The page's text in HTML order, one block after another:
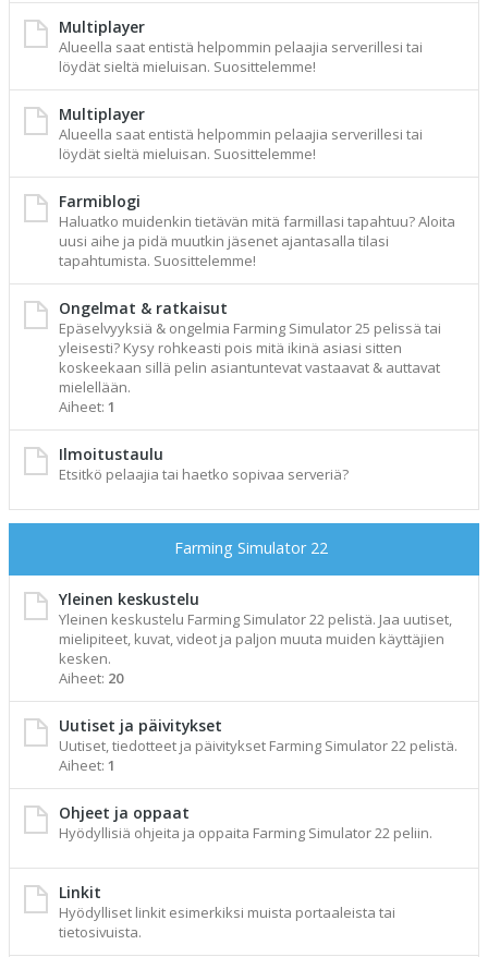
Multiplayer
Alueella saat entistä helpommin pelaajia serverillesi tai
löydät sieltä mieluisan. Suosittelemme!
Multiplayer
Alueella saat entistä helpommin pelaajia serverillesi tai
löydät sieltä mieluisan. Suosittelemme!
Farmiblogi
Haluatko muidenkin tietävän mitä farmillasi tapahtuu? Aloita
uusi aihe ja pidä muutkin jäsenet ajantasalla tilasi
tapahtumista. Suosittelemme!
Ongelmat & ratkaisut
Epäselvyyksiä & ongelmia Farming Simulator 25 pelissä tai
yleisesti? Kysy rohkeasti pois mitä ikinä asiasi sitten
koskeekaan sillä pelin asiantuntevat vastaavat & auttavat
mielellään.
Aiheet: 1
Ilmoitustaulu
Etsitkö pelaajia tai haetko sopivaa serveriä?
Farming Simulator 22
Yleinen keskustelu
Yleinen keskustelu Farming Simulator 22 pelistä. Jaa uutiset,
mielipiteet, kuvat, videot ja paljon muuta muiden käyttäjien
kesken.
Aiheet: 20
Uutiset ja päivitykset
Uutiset, tiedotteet ja päivitykset Farming Simulator 22 pelistä.
Aiheet: 1
Ohjeet ja oppaat
Hyödyllisiä ohjeita ja oppaita Farming Simulator 22 peliin.
Linkit
Hyödylliset linkit esimerkiksi muista portaaleista tai
tietosivuista.